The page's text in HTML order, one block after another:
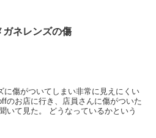
ガネレンズの傷
に傷がついてしまい非常に見えにくい
のお店に行き、店員さんに傷がついた
いて見た。 どうなっているかという